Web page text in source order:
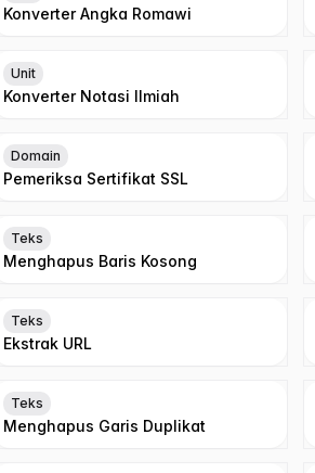
Konverter Angka Romawi
Unit
Konverter Notasi Ilmiah
Domain
Pemeriksa Sertifikat SSL
Teks
Menghapus Baris Kosong
Teks
Ekstrak URL
Teks
Menghapus Garis Duplikat